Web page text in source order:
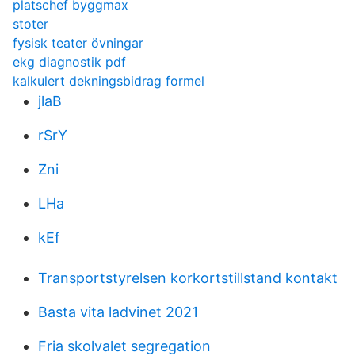
platschef byggmax
stoter
fysisk teater övningar
ekg diagnostik pdf
kalkulert dekningsbidrag formel
jlaB
rSrY
Zni
LHa
kEf
Transportstyrelsen korkortstillstand kontakt
Basta vita ladvinet 2021
Fria skolvalet segregation